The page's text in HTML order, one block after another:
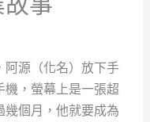
阿源（化名）放下手
，螢幕上是一張超
個月，他就要成為